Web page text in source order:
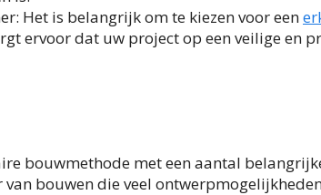
Het is belangrijk om te kiezen voor een
ervoor dat uw project op een veilige en
bouwmethode met een aantal
bouwen die veel